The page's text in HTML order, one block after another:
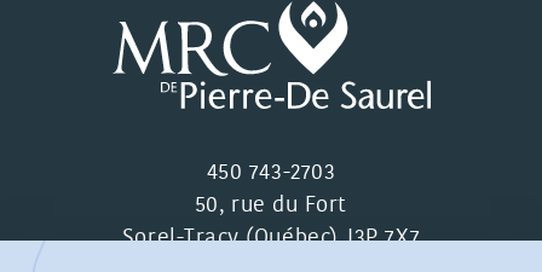
450 743-2703
50, rue du Fort
Sorel-Tracy (Québec) J3P 7X7